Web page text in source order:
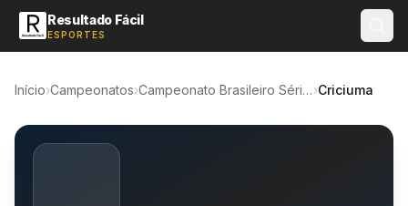
Resultado Fácil
ESPORTES
Início›Campeonatos› Campeonato Brasileiro Série B›Criciuma